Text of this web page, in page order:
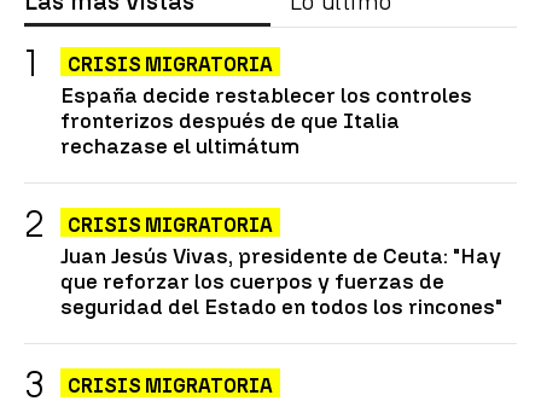
CRISIS MIGRATORIA
España decide restablecer los controles
fronterizos después de que Italia
rechazase el ultimátum
CRISIS MIGRATORIA
Juan Jesús Vivas, presidente de Ceuta: "Hay
que reforzar los cuerpos y fuerzas de
seguridad del Estado en todos los rincones"
CRISIS MIGRATORIA